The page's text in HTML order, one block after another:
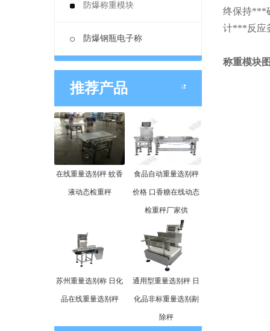
防爆称重模块
防爆钢瓶电子称
推荐产品
在线重量选别秤 蚊香
液动态检重秤
食品自动重量选别秤
价格 口香糖在线动态
检重秤厂家供
苏州重量选别称 日化
品在线重量选别秤
通用型重量选别秤 日
化品非标重量选别剔
除秤
终保持***
计***反应
称重模块